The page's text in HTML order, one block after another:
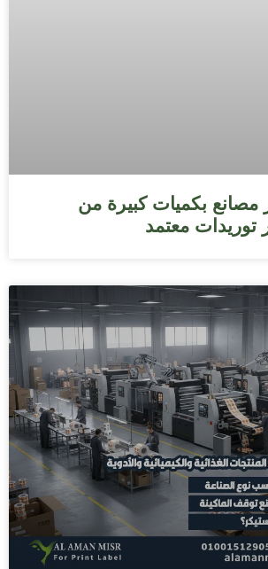
مصانع بكميات كبيرة من
توريدات معتمد